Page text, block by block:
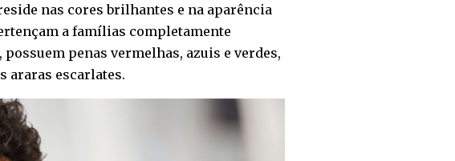
nas cores brilhantes e na aparência
a famílias completamente
penas vermelhas, azuis e verdes,
araras escarlates.